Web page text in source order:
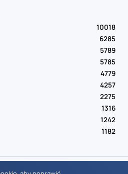
10018
6285
5789
5785
4779
4257
2275
1316
1242
1182
Right Reserved 2016-2026